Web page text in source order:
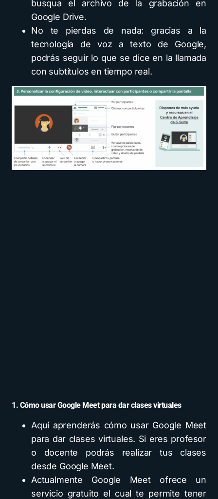
busqua el archivo de la grabación en
Google Drive.
No te pierdas de nada: gracias a la
tecnología de voz a texto de Google,
podrás seguir lo que se dice en la llamada
con subtítulos en tiempo real.
1. Cómo usar Google Meet para dar clases virtuales
Aquí aprenderás cómo usar Google Meet
para dar clases virtuales. Si eres profesor
o docente podrás realizar tus clases
desde Google Meet.
Actualmente Google Meet ofrece un
servicio gratuito el cual te permite tener